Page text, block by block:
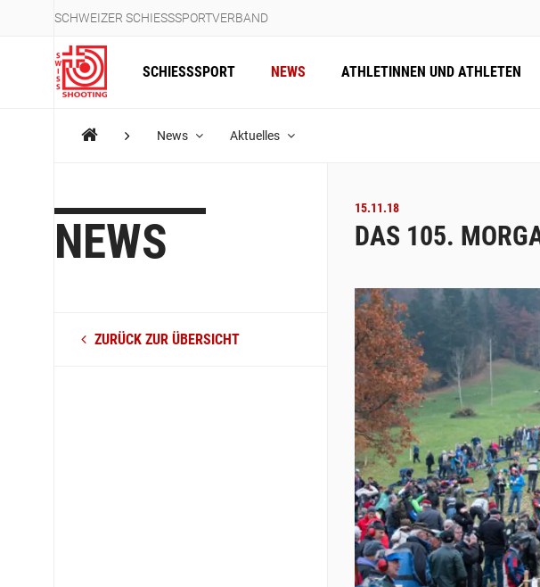
SCHWEIZER SCHIESSSPORTVERBAND
SCHIESSSPORT NEWS ATHLETINNEN UND ATHLETEN
News Aktuelles
NEWS
ZURÜCK ZUR ÜBERSICHT
15.11.18
DAS 105.